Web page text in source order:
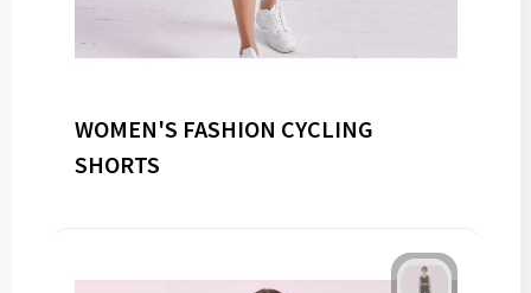
WOMEN'S FASHION CYCLING
SHORTS